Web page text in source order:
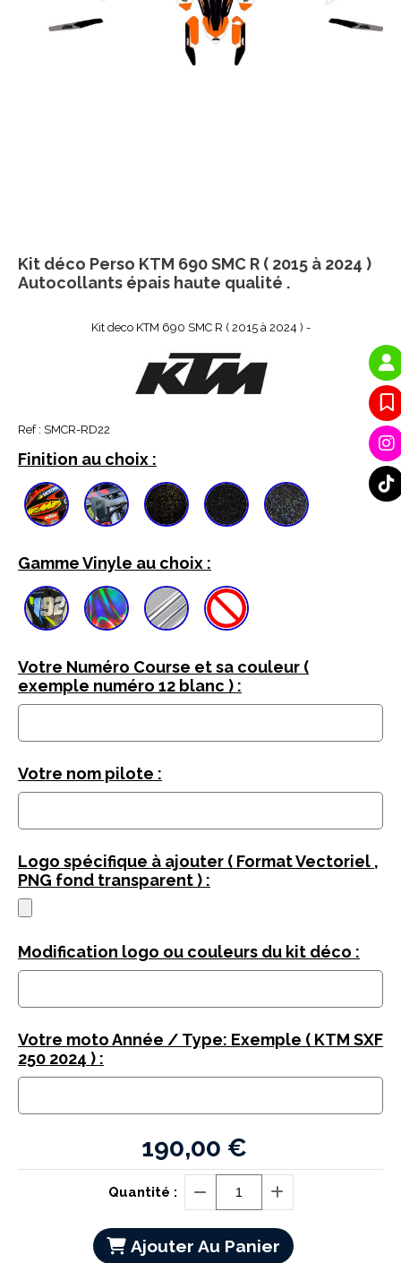
Kit deco KTM 690 SMC R ( 2015 à 2024 ) -
Ref : SMCR-RD22
Finition au choix :
Gamme Vinyle au choix :
Votre Numéro Course et sa couleur (
exemple numéro 12 blanc ) :
Votre nom pilote :
Logo spécifique à ajouter ( Format Vectoriel ,
PNG fond transparent ) :
Modification logo ou couleurs du kit déco :
Votre moto Année / Type: Exemple ( KTM SXF
250 2024 ) :
190,00 €
Quantité :
Ajouter Au Panier
Kit déco Perso KTM 690 SMC R ( 2015 à 2024 )
Autocollants épais haute qualité .